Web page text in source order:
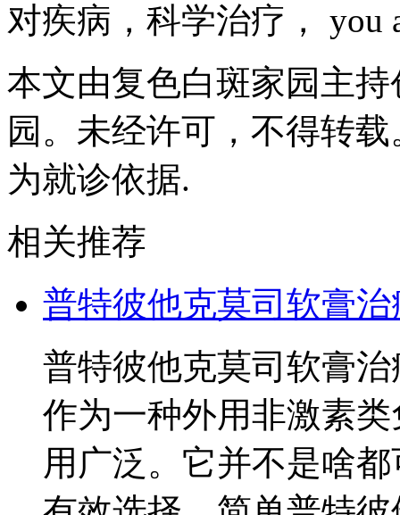
对疾病，科学治疗， you
本文由复色白斑家园主
园。未经许可，不得转
为就诊依据.
相关推荐
普特彼他克莫司软膏
普特彼他克莫司软膏
作为一种外用非激素
用广泛。它并不是啥